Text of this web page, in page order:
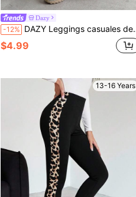
Dazy
-12% DAZY Leggings casuales de cintura elástica de unicolor para adolescentes
$4.99
13-16 Years